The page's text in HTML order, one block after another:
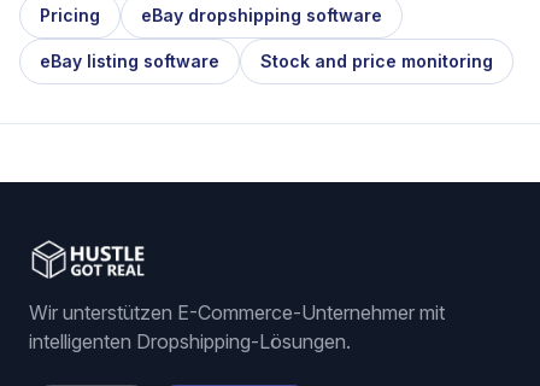
Pricing eBay dropshipping software
eBay listing software Stock and price monitoring
Wir unterstützen E-Commerce-Unternehmer mit
intelligenten Dropshipping-Lösungen.